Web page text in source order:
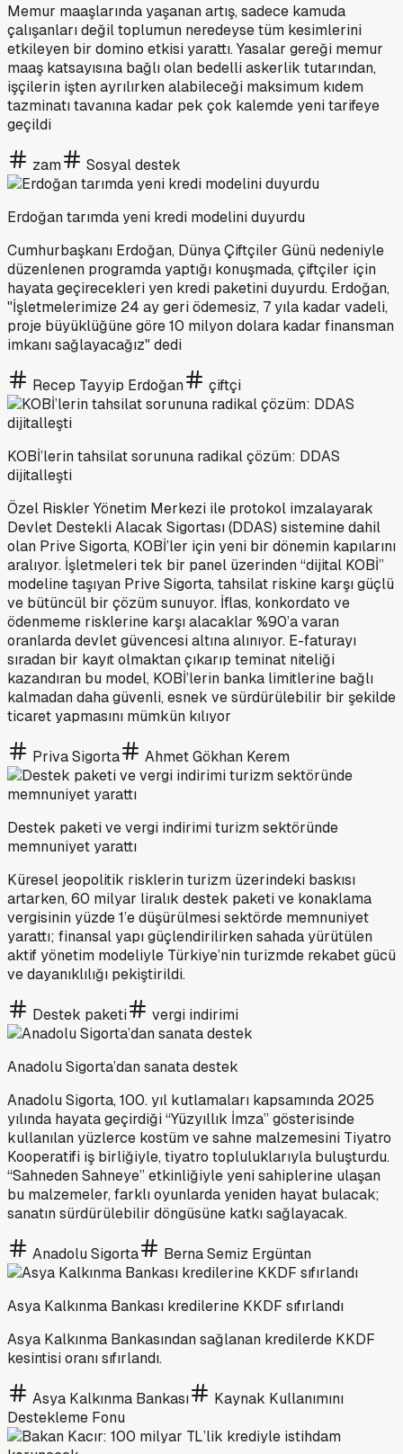
Memur maaşlarında yaşanan artış, sadece kamuda
çalışanları değil toplumun neredeyse tüm kesimlerini
etkileyen bir domino etkisi yarattı. Yasalar gereği memur
maaş katsayısına bağlı olan bedelli askerlik tutarından,
işçilerin işten ayrılırken alabileceği maksimum kıdem
tazminatı tavanına kadar pek çok kalemde yeni tarifeye
geçildi
zam Sosyal destek
Erdoğan tarımda yeni kredi modelini duyurdu
Cumhurbaşkanı Erdoğan, Dünya Çiftçiler Günü nedeniyle
düzenlenen programda yaptığı konuşmada, çiftçiler için
hayata geçirecekleri yen kredi paketini duyurdu. Erdoğan,
"İşletmelerimize 24 ay geri ödemesiz, 7 yıla kadar vadeli,
proje büyüklüğüne göre 10 milyon dolara kadar finansman
imkanı sağlayacağız" dedi
Recep Tayyip Erdoğan çiftçi
KOBİ’lerin tahsilat sorununa radikal çözüm: DDAS
dijitalleşti
Özel Riskler Yönetim Merkezi ile protokol imzalayarak
Devlet Destekli Alacak Sigortası (DDAS) sistemine dahil
olan Prive Sigorta, KOBİ’ler için yeni bir dönemin kapılarını
aralıyor. İşletmeleri tek bir panel üzerinden “dijital KOBİ”
modeline taşıyan Prive Sigorta, tahsilat riskine karşı güçlü
ve bütüncül bir çözüm sunuyor. İflas, konkordato ve
ödenmeme risklerine karşı alacaklar %90’a varan
oranlarda devlet güvencesi altına alınıyor. E-faturayı
sıradan bir kayıt olmaktan çıkarıp teminat niteliği
kazandıran bu model, KOBİ’lerin banka limitlerine bağlı
kalmadan daha güvenli, esnek ve sürdürülebilir bir şekilde
ticaret yapmasını mümkün kılıyor
Priva Sigorta Ahmet Gökhan Kerem
Destek paketi ve vergi indirimi turizm sektöründe
memnuniyet yarattı
Küresel jeopolitik risklerin turizm üzerindeki baskısı
artarken, 60 milyar liralık destek paketi ve konaklama
vergisinin yüzde 1’e düşürülmesi sektörde memnuniyet
yarattı; finansal yapı güçlendirilirken sahada yürütülen
aktif yönetim modeliyle Türkiye’nin turizmde rekabet gücü
ve dayanıklılığı pekiştirildi.
Destek paketi vergi indirimi
Anadolu Sigorta’dan sanata destek
Anadolu Sigorta, 100. yıl kutlamaları kapsamında 2025
yılında hayata geçirdiği “Yüzyıllık İmza” gösterisinde
kullanılan yüzlerce kostüm ve sahne malzemesini Tiyatro
Kooperatifi iş birliğiyle, tiyatro topluluklarıyla buluşturdu.
“Sahneden Sahneye” etkinliğiyle yeni sahiplerine ulaşan
bu malzemeler, farklı oyunlarda yeniden hayat bulacak;
sanatın sürdürülebilir döngüsüne katkı sağlayacak.
Anadolu Sigorta Berna Semiz Ergüntan
Asya Kalkınma Bankası kredilerine KKDF sıfırlandı
Asya Kalkınma Bankasından sağlanan kredilerde KKDF
kesintisi oranı sıfırlandı.
Asya Kalkınma Bankası
Kaynak Kullanımını
Destekleme Fonu